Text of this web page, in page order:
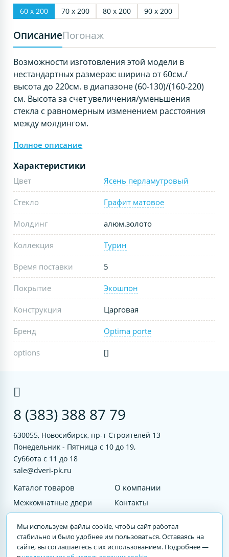
60 х 200 70 х 200 80 х 200 90 х 200
ОписаниеПогонаж
Возможности изготовления этой модели в
нестандартных размерах: ширина от 60см./
высота до 220см. в диапазоне (60-130)/(160-220)
см. Высота за счет увеличения/уменьшения
стекла с равномерным изменением расстояния
между молдингом.
Полное описание
Характеристики
Цвет Ясень перламутровый
Стекло Графит матовое
Молдинг алюм.золото
Коллекция Турин
Время поставки 5
Покрытие Экошпон
Конструкция Царговая
Бренд Optima porte
options []
8 (383) 388 87 79
630055, Новосибирск, пр-т Строителей 13
Понедельник - Пятница с 10 до 19,
Суббота с 11 до 18
sale@dveri-pk.ru
Каталог товаров
Межкомнатные двери
Входные двери
Услуги
О компании
Контакты
Мы используем файлы cookie, чтобы сайт работал
стабильно и было удобнее им пользоваться. Оставаясь на
сайте, вы соглашаетесь с их использованием. Подробнее —